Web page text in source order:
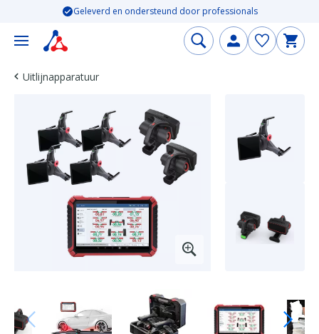
Geleverd en ondersteund door professionals
Uitlijnapparatuur